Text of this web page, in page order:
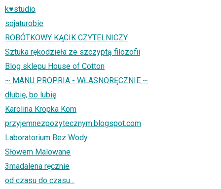
k♥studio
sojaturobie
ROBÓTKOWY KĄCIK CZYTELNICZY
Sztuka rękodzieła ze szczyptą filozofii
Blog sklepu House of Cotton
~ MANU PROPRIA - WŁASNORĘCZNIE ~
dłubię, bo lubię
Karolina Kropka Kom
przyjemnezpozytecznym.blogspot.com
Laboratorium Bez Wody
Słowem Malowane
3madalena ręcznie
od czasu do czasu...